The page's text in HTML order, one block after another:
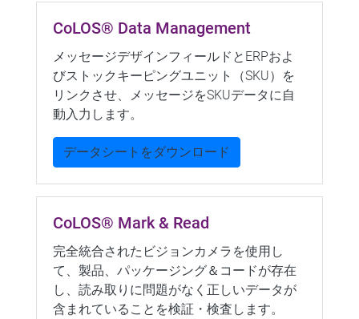
CoLOS® Data Management
メッセージデザインフィールドとERPおよ
びストックキーピングユニット（SKU）を
リンクさせ、メッセージをSKUデータに自
動入力します。
データシートをダウンロード
CoLOS® Mark & Read
完全統合されたビジョンカメラを使用し
て、製品、パッケージング＆コードが存在
し、読み取りに問題がなく正しいデータが
含まれていることを検証・検査します。